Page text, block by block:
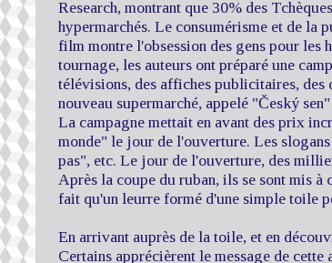
Research, montrant que 30% des
hypermarchés. Le consumérisme et de la
film montre l'obsession des gens pour
tournage, les auteurs ont préparé une
télévisions, des affiches publicitaires,
nouveau supermarché, appelé "Český
La campagne mettait en avant des prix
monde" le jour de l'ouverture. Les
pas", etc. Le jour de l'ouverture, des
Après la coupe du ruban, ils se sont mis
fait qu'un leurre formé d'une simple toile
En arrivant auprès de la toile, et en
Certains apprécièrent le message de